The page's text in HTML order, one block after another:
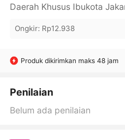
Ongkir: Rp12.938
Produk dikirimkan maks 48 jam
Penilaian
Belum ada penilaian